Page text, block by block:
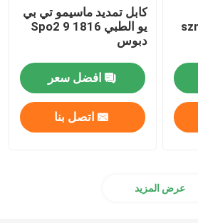
كابل تمديد ماسيمو تي بي
يو الطبي 1816 Spo2 9
دبوس
افضل سعر
اتصل بنا
عرض المزيد